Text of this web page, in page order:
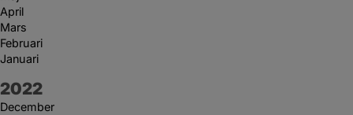
April
Mars
Februari
Januari
År:
2022
December